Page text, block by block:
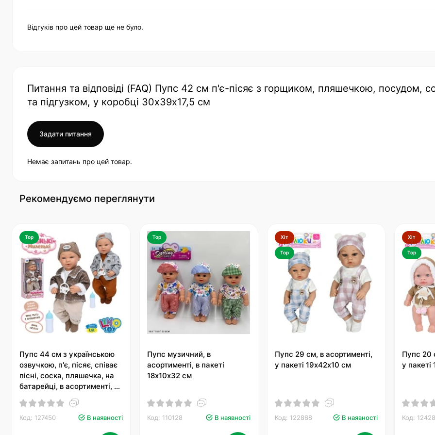
Відгуків про цей товар ще не було.
Питання та відповіді (FAQ) Пупс 42 см п'є-пісяє з горщиком, пляшечкою, посудом,
та підгузком, у коробці 30х39х17,5 см
Задати питання
Немає запитань про цей товар.
Рекомендуємо переглянути
Top
Пупс 44 см з українською
озвучкою, п'є, пісяє, співає
пісні, соска, пляшечка, на
батарейці, в асортименті, у
коробці 23х48х14 см.
Код: 127450 В наявності
Top
Пупс музичний, в
асортименті, в пакеті
18х10х32 см
Код: 110128 В наявності
Хіт
Top
Пупс 29 см, в асортименті,
у пакеті 19х42х10 см
Код: 122868 В наявності
Хіт
Top
Пупс 20
у
Код: